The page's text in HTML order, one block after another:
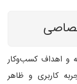
و اهداف کسب‌وکار
کاربری و ظاهر